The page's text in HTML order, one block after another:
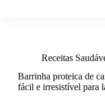
Receitas
Barrinha proteica de
fácil e irresistível para